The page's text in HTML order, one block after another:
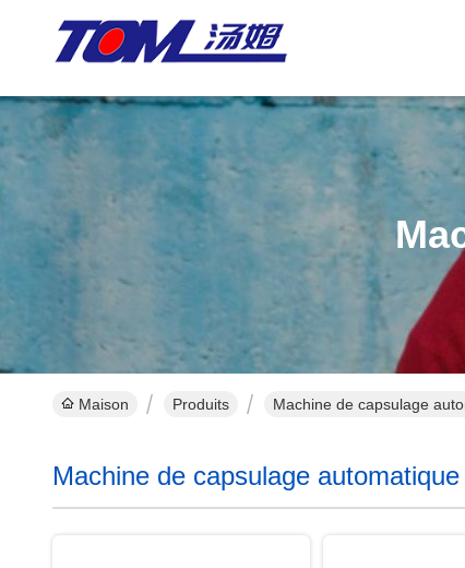
Maison Produits Machine de capsulage
Machine de capsulage automatique